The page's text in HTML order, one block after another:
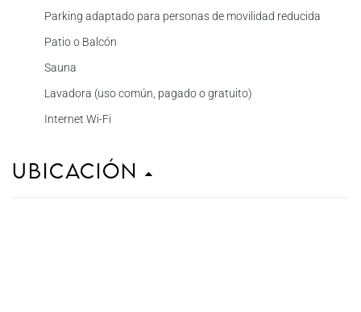
Parking adaptado para personas de movilidad reducida
Patio o Balcón
Sauna
Lavadora (uso común, pagado o gratuito)
Internet Wi-Fi
Ubicación